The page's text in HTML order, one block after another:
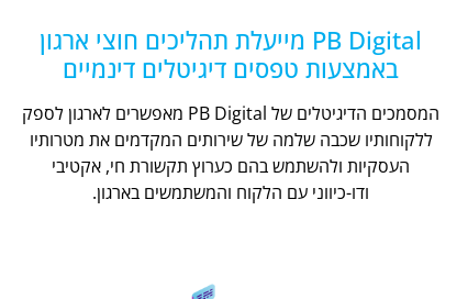
PB Digital מייעלת תהליכים חוצי ארגון
באמצעות טפסים דיגיטלים דינמיים
המסמכים הדיגיטלים של PB Digital מאפשרים לארגון לספק
ללקוחותיו שכבה שלמה של שירותים המקדמים את מטרותיו
העסקיות ולהשתמש בהם כערוץ תקשורת חי, אקטיבי
ודו-כיווני עם הלקוח והמשתמשים בארגון.